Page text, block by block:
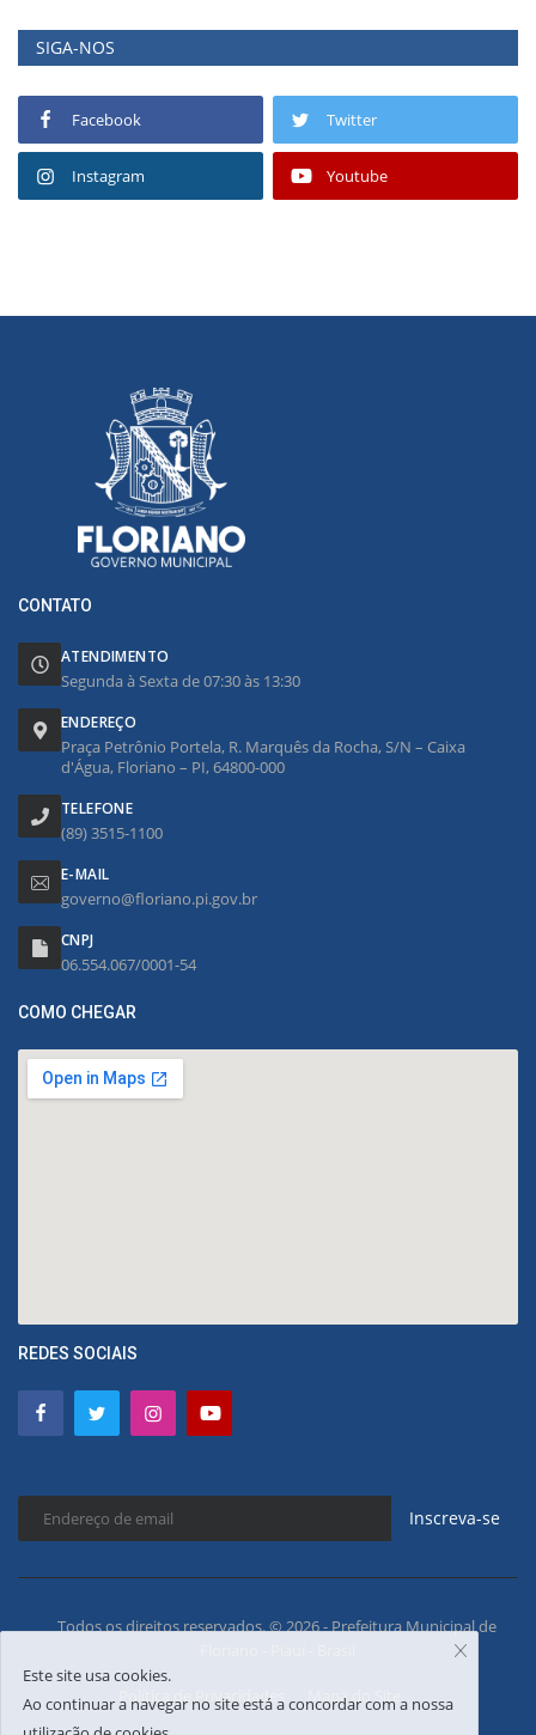
SIGA-NOS
Facebook Twitter
Instagram Youtube
CONTATO
ATENDIMENTO
Segunda à Sexta de 07:30 às 13:30
ENDEREÇO
Praça Petrônio Portela, R. Marquês da Rocha, S/N – Caixa
d'Água, Floriano – PI, 64800-000
TELEFONE
(89) 3515-1100
E-MAIL
governo@floriano.pi.gov.br
CNPJ
06.554.067/0001-54
COMO CHEGAR
REDES SOCIAIS
Inscreva-se
Todos os direitos reservados. © 2026 - Prefeitura Municipal de
Política de Privacidades Mapa do Site
Este site usa cookies.
Ao continuar a navegar no site está a concordar com a nossa